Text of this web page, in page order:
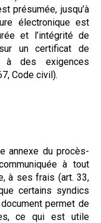
présumée, jusqu’à
électronique est
et l’intégrité de
un certificat de
à des exigences
Code civil).
annexe du procès-
à tout
à ses frais (art. 33,
certains syndics
permet de
ce qui est utile